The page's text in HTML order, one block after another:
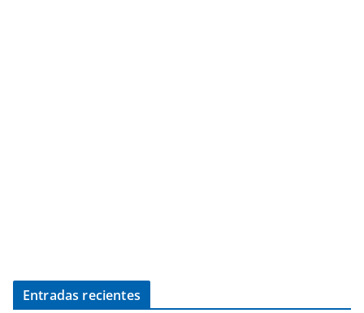
Entradas recientes